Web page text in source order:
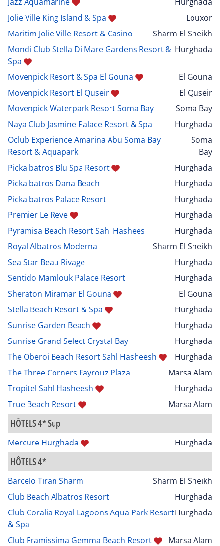
Jolie Ville King Island & Spa
Louxor
Maritim Jolie Ville Resort & Casino
Sharm El Sheikh
Mondi Club Stella Di Mare Gardens Resort &
Spa
Hurghada
Movenpick Resort & Spa El Gouna
El Gouna
Movenpick Resort El Quseir
El Quseir
Movenpick Waterpark Resort Soma Bay
Soma Bay
Naya Club Jasmine Palace Resort & Spa
Hurghada
Oclub Experience Amarina Abu Soma Bay
Resort & Aquapark
Soma
Bay
Pickalbatros Blu Spa Resort
Hurghada
Pickalbatros Dana Beach
Hurghada
Pickalbatros Palace Resort
Hurghada
Premier Le Reve
Hurghada
Pyramisa Beach Resort Sahl Hashees
Hurghada
Royal Albatros Moderna
Sharm El Sheikh
Sea Star Beau Rivage
Hurghada
Sentido Mamlouk Palace Resort
Hurghada
Sheraton Miramar El Gouna
El Gouna
Stella Beach Resort & Spa
Hurghada
Sunrise Garden Beach
Hurghada
Sunrise Grand Select Crystal Bay
Hurghada
The Oberoi Beach Resort Sahl Hasheesh
Hurghada
The Three Corners Fayrouz Plaza
Marsa Alam
Tropitel Sahl Hasheesh
Hurghada
True Beach Resort
Marsa Alam
HÔTELS 4* Sup
Mercure Hurghada Hurghada
HÔTELS 4*
Barcelo Tiran Sharm
Sharm El Sheikh
Club Beach Albatros Resort
Hurghada
Club Coralia Royal Lagoons Aqua Park Resort
& Spa
Hurghada
Club Framissima Gemma Beach Resort
Marsa Alam